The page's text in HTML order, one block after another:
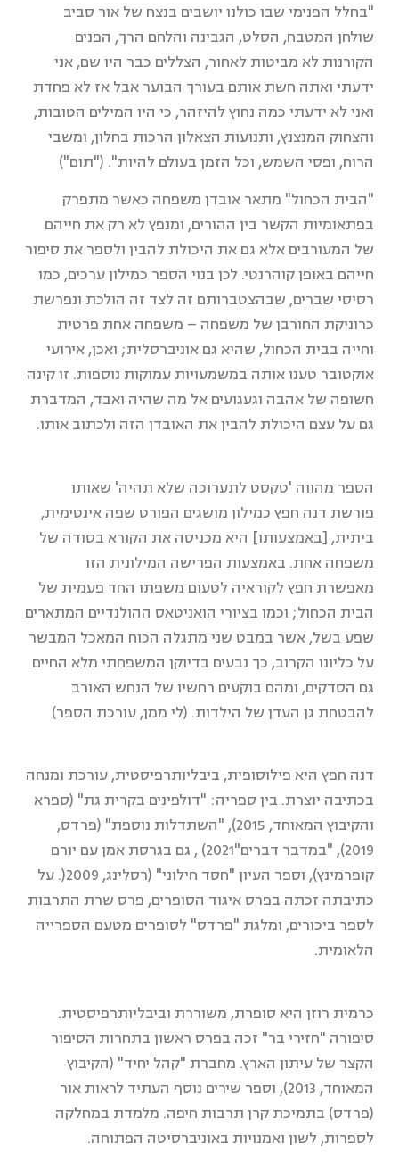
"בחלל הפנימי שבו כולנו יושבים בנצח של אור סביב
שולחן המטבח, הסלט, הגבינה והלחם הרך, הפנים
הקורנות לא מביטות לאחור, הצללים כבר היו שם, אני
ידעתי ואתה חשת אותם בעורך הבוער אבל אז לא פחדת
ואני לא ידעתי כמה נחוץ להיזהר, כי היו המילים הטובות,
והצחוק המנצנץ, ותנועות הצאלון הרכות בחלון, ומשבי
הרוח, ופסי השמש, וכל הזמן בעולם להיות". ("תום")
"הבית הכחול" מתאר אובדן משפחה כאשר מתפרק
בפתאומיות הקשר בין ההורים, ומנפץ לא רק את חייהם
של המעורבים אלא גם את היכולת להבין ולספר את סיפור
חייהם באופן קוהרנטי. לכן בנוי הספר כמילון ערכים, כמו
רסיסי שברים, שבהצטברותם זה לצד זה הולכת ונפרשת
כרוניקת החורבן של משפחה – משפחה אחת פרטית
וחייה בבית הכחול, שהיא גם אוניברסלית; ואכן, אירועי
אוקטובר טענו אותה במשמעויות עמוקות נוספות. זו קינה
חשופה של אהבה וגעגועים אל מה שהיה ואבד, המדברת
גם על עצם היכולת להבין את האובדן הזה ולכתוב אותו.
הספר מהווה 'טקסט לתערוכה שלא תהיה' שאותו
פורשת דנה חפץ כמילון מושגים הפורט שפה אינטימית,
ביתית, [באמצעותו] היא מכניסה את הקורא בסודה של
משפחה אחת. באמצעות הפרישה המילונית הזו
מאפשרת חפץ לקוראיה לטעום משפתו החד פעמית של
הבית הכחול; וכמו בציורי הואניטאס ההולנדיים המתארים
שפע בשל, אשר במבט שני מתגלה הכוח המאכל המבשר
על כליונו הקרוב, כך נבעים בדיוקן המשפחתי מלא החיים
גם הסדקים, ומהם בוקעים רחשיו של הנחש האורב
להבטחת גן העדן של הילדות. (לי ממן, עורכת הספר)
דנה חפץ היא פילוסופית, ביבליותרפיסטית, עורכת ומנחה
בכתיבה יוצרת. בין ספריה: "דולפינים בקרית גת" (ספרא
והקיבוץ המאוחד, 2015), "השתדלות נוספת" (פרדס,
2019), "במדבר דברים"2021) , גם בגרסת אמן עם יורם
קופרמינץ), וספר העיון "חסד חילוני" (רסלינג, 2009(. על
כתיבתה זכתה בפרס איגוד הסופרים, פרס שרת התרבות
לספר ביכורים, ומלגת "פרדס" לסופרים מטעם הספרייה
הלאומית.
כרמית רוזן היא סופרת, משוררת וביבליותרפיסטית.
סיפורה "חזירי בר" זכה בפרס ראשון בתחרות הסיפור
הקצר של עיתון הארץ. מחברת "קהל יחיד" (הקיבוץ
המאוחד, 2013), וספר שירים נוסף העתיד לראות אור
(פרדס) בתמיכת קרן תרבות חיפה. מלמדת במחלקה
לספרות, לשון ואמנויות באוניברסיטה הפתוחה.